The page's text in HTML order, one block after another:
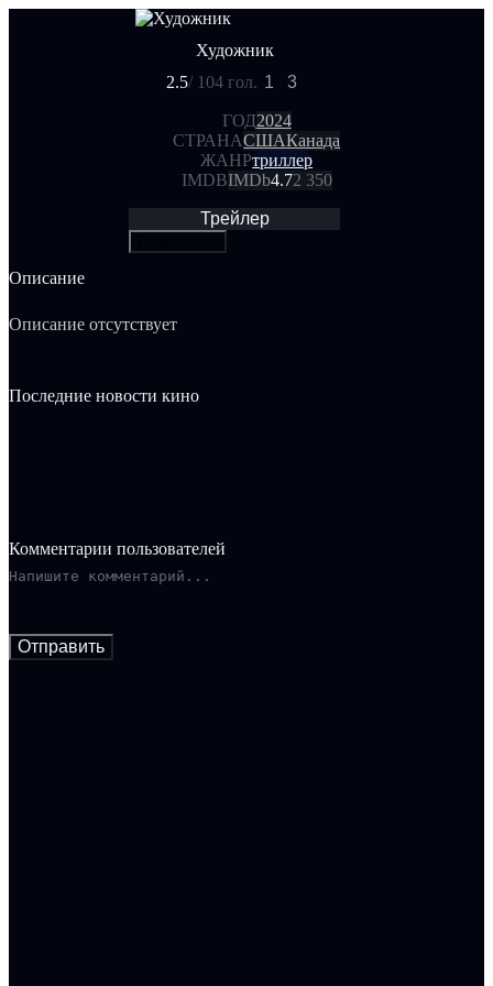
Художник
2.5/ 104 гол. 1 3
ГОД2024
СТРАНАСШАКанада
ЖАНРтриллер
IMDBIMDb4.72 350
Трейлер
Описание
Описание отсутствует
Последние новости кино
Комментарии пользователей
Отправить